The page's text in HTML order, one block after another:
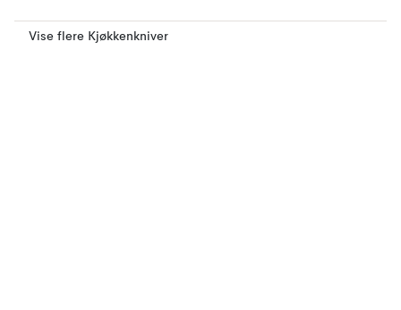
Vise flere Kjøkkenkniver